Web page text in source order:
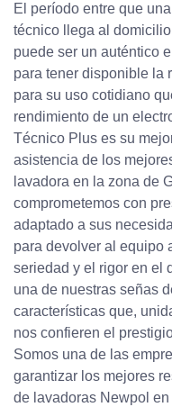
El período entre que
técnico llega al
puede ser un auténtico
para tener disponible la
para su uso cotidiano
rendimiento de un
Técnico Plus es su
asistencia de los
lavadora en la zona de
comprometemos con
adaptado a sus
para devolver al equipo
seriedad y el rigor en el
una de nuestras señas
características que,
nos confieren el
Somos una de las
garantizar los mejores
de lavadoras Newpol